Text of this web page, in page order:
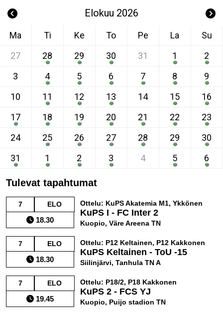
Elokuu 2026
Ma Ti Ke To Pe La
Su
27
28 29 30 31 1
2
3
4 5 6 7 8
9
10
11 12 13 14 15
16
17
18 19 20 21 22
23
24
25 26 27 28 29
30
31
1 2 3 4 5 6
Tulevat tapahtumat
7 ELO
18.30
Ottelu: KuPS Akatemia M1, Ykkönen
KuPS I - FC Inter 2
Kuopio, Väre Areena TN
7 ELO
18.30
Ottelu: P12 Keltainen, P12 Kakkonen
KuPS Keltainen - ToU -15
Siilinjärvi, Tanhula TN A
7 ELO
19.45
Ottelu: P18/2, P18 Kakkonen
KuPS 2 - FCS YJ
Kuopio, Puijo stadion TN